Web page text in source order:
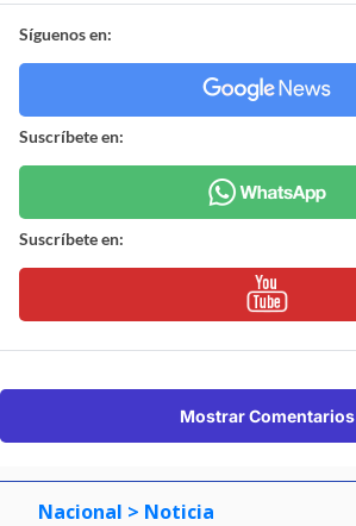
Síguenos en:
Suscríbete en:
Suscríbete en:
Mostrar Comentarios
Nacional > Noticia